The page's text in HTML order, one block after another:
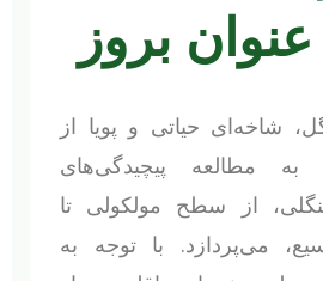
شاخه‌ای حیاتی و پویا از
مطالعه پیچیدگی‌های
از سطح مولکولی تا
می‌پردازد. با توجه به